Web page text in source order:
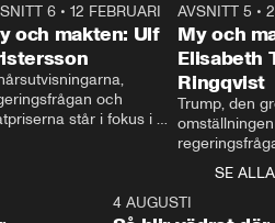
27:30
6 •12 FEBRUARI
och makten: Ulf
och
står i fokus i
ställer
AVSNITT 5 •
My och
Elisabeth
Ringqvist
Trump, den
centrum i
avsnittet av
Makten”. Se
SE ALLA
4 AUGUSTI